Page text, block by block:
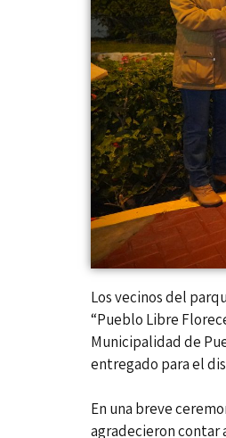
Los vecinos del
“Pueblo Libre
Municipalidad de
entregado para el
En una breve
agradecieron contar